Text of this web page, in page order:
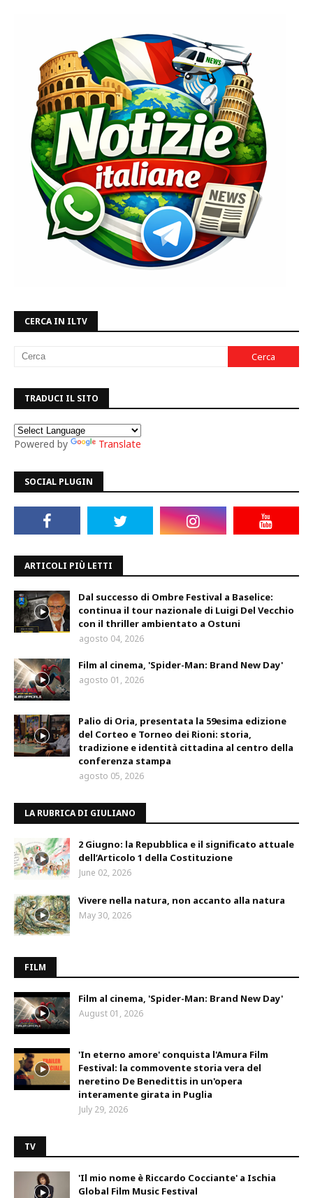
CERCA IN ILTV
TRADUCI IL SITO
Powered by Translate
SOCIAL PLUGIN
ARTICOLI PIÙ LETTI
Dal successo di Ombre Festival a Baselice:
continua il tour nazionale di Luigi Del Vecchio
con il thriller ambientato a Ostuni
agosto 04, 2026
Film al cinema, 'Spider-Man: Brand New Day'
agosto 01, 2026
Palio di Oria, presentata la 59esima edizione
del Corteo e Torneo dei Rioni: storia,
tradizione e identità cittadina al centro della
conferenza stampa
agosto 05, 2026
LA RUBRICA DI GIULIANO
2 Giugno: la Repubblica e il significato attuale
dell’Articolo 1 della Costituzione
June 02, 2026
Vivere nella natura, non accanto alla natura
May 30, 2026
FILM
Film al cinema, 'Spider-Man: Brand New Day'
August 01, 2026
'In eterno amore' conquista l'Amura Film
Festival: la commovente storia vera del
neretino De Benedittis in un'opera
interamente girata in Puglia
July 29, 2026
TV
'Il mio nome è Riccardo Cocciante' a Ischia
Global Film Music Festival